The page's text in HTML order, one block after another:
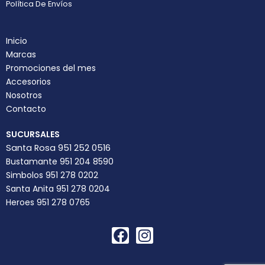
Política De Envíos
Inicio
Marcas
Promociones del mes
Accesorios
Nosotros
Contacto
SUCURSALES
Santa Rosa 951 252 0516
Bustamante 951 204 8590
Simbolos 951 278 0202
Santa Anita 951 278 0204
Heroes 951 278 0765